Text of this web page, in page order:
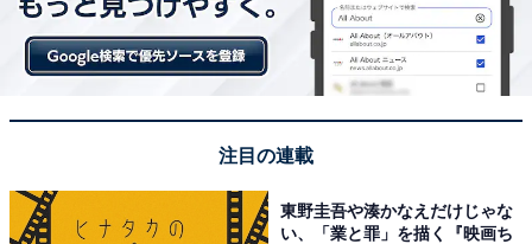
「値段の割に品質も悪くない為（40代男性）」
「お求めやすい価格だが、生地も問題なく普段使いしや
すいため（20代女性）」
「とにかく安い、トレンドも入ってる（50代男性）」
注目の連載
東野圭吾や湊かなえだけじゃな
い、「業と罪」を描く『映画ち